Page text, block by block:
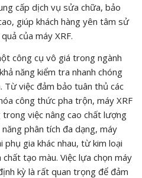
cấp dịch vụ sửa chữa, bảo
giúp khách hàng yên tâm sử
của máy XRF.
công cụ vô giá trong ngành
năng kiểm tra nhanh chóng
Từ việc đảm bảo tuân thủ các
công thức pha trộn, máy XRF
việc nâng cao chất lượng
phân tích đa dạng, máy
phụ gia khác nhau, từ kim loại
tạo màu. Việc lựa chọn máy
kỳ là rất quan trọng để đảm